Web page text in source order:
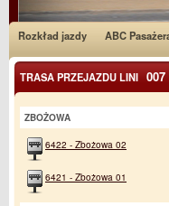
Rozkład jazdy ABC
TRASA PRZEJAZDU LINI 007
ZBOŻOWA
6422 - Zbożowa 02
6421 - Zbożowa 01